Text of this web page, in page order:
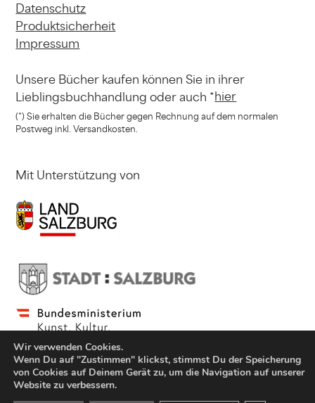
Datenschutz
Produktsicherheit
Impressum
Unsere Bücher kaufen könnenSie in ihrer
Lieblingsbuchhandlung oder auch *hier
(*) Sie erhalten die Bücher gegen Rechnung auf dem normalen
Postweg inkl. Versandkosten.
Mit Unterstützung von
© Copyright Jung und Jung Verlag GmbH 2021
Wir verwenden Cookies.
Wenn Du auf "Zustimmen" klickst, stimmst Du der Speicherung
von Cookies auf Deinem Gerät zu, um die Navigation auf unserer
Website zu verbessern.